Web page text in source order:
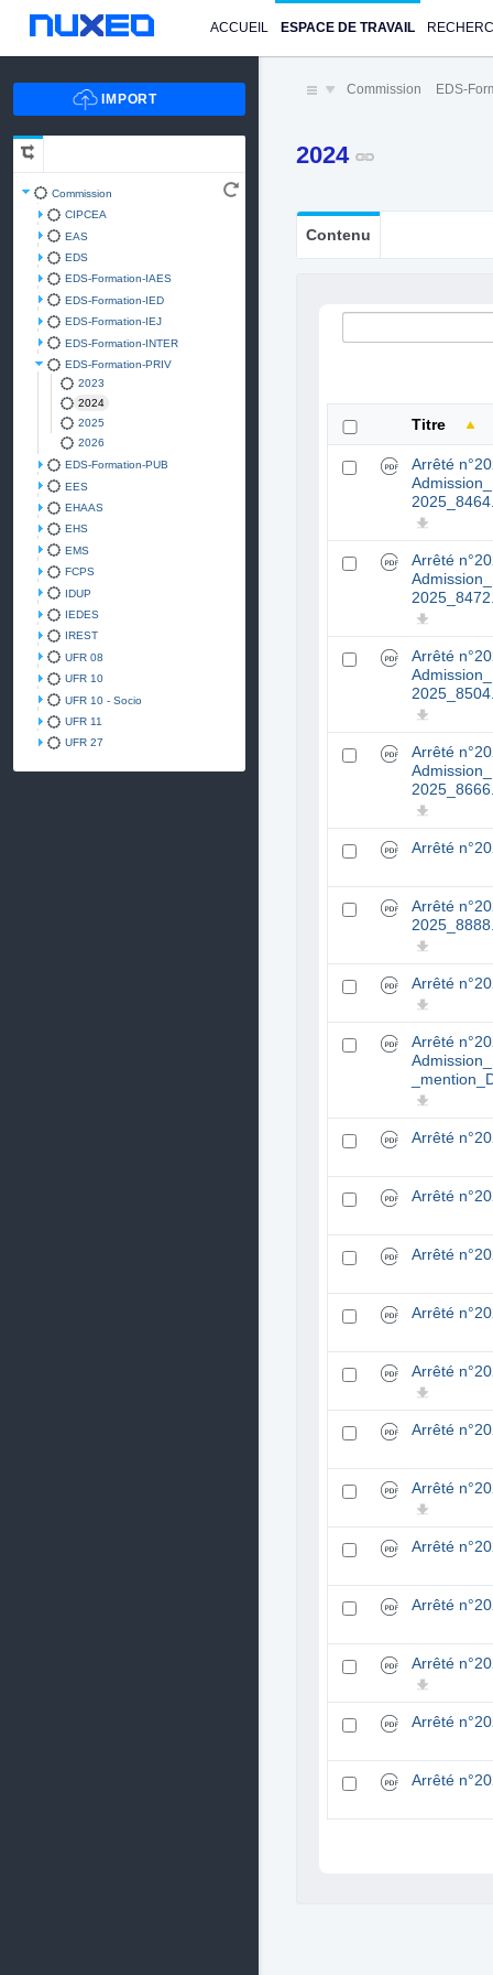
ACCUEIL ESPACE DE TRAVAIL
Commission
CIPCEA
EAS
EDS
EDS-Formation-IAES
EDS-Formation-IED
EDS-Formation-IEJ
EDS-Formation-INTER
EDS-Formation-PRIV
2023
2024
2025
2026
EDS-Formation-PUB
EES
EHAAS
EHS
EMS
FCPS
IDUP
IEDES
IREST
UFR 08
UFR 10
UFR 10 - Socio
UFR 11
UFR 27
Commission EDS-
2024
Contenu
Titre
Arrêté
Arrêté
Arrêté
Arrêté
Arrêté
Arrêté
Arrêté
Arrêté
Arrêté
Arrêté
Arrêté
Arrêté
Arrêté
Arrêté
Arrêté
Arrêté
Arrêté
Arrêté
Arrêté
Arrêté